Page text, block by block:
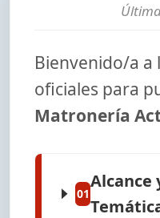
Bienvenido/a a
oficiales para
Matronería
01
Alcance